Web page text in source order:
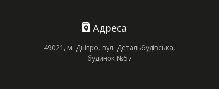
Адреса
49021, м. Дніпро, вул. Детальбудівська,
будинок №57